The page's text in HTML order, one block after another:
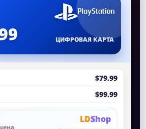
ЦИФРОВАЯ КАРТА
$79.99
$99.99
LDShop